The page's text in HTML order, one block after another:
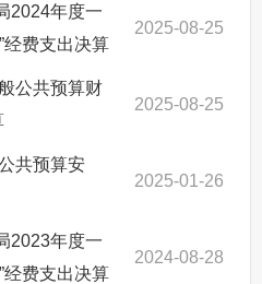
2024年度一
经费支出决算
2025-08-25
公共预算财
2025-08-25
共预算安
2025-01-26
2023年度一
经费支出决算
2024-08-28